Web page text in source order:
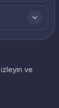
izleyin ve